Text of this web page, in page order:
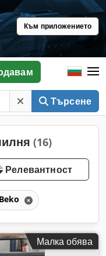
Към приложението
Търсене
(16)
Релевантност
Beko
Малка обява